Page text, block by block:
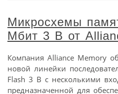
Микросхемы
Mбит 3 В от
Компания Alliance Memory
новой линейки
Flash 3 В с несколькими
предназначенной для